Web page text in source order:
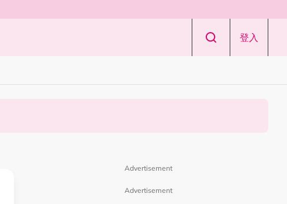
登入
Advertisement
Advertisement